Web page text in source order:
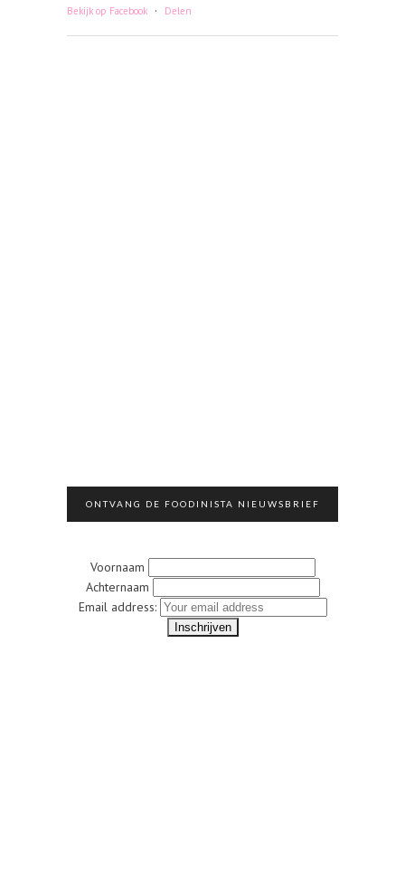
Bekijk op Facebook · Delen
ONTVANG DE FOODINISTA NIEUWSBRIEF
Voornaam
Achternaam
Email address: